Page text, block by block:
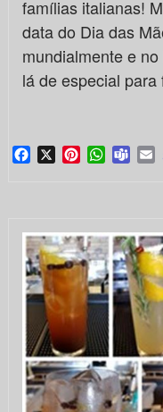
famílias italianas!
data do Dia das
mundialmente e
lá de especial
Facebook
X Pinterest